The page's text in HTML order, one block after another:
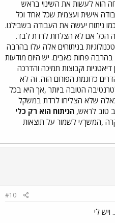
הוא לעשות את השינוי בראש
אישית ועצמית שכל אחד וכל
ניתוח יעשה את העבודה בשבילנו.
הכל אם לא הצלחת לרדת לבד.
בניתוחים אלה עלו בהרבה
בהרבה פחות כאבים. יש היום מודעות
וקבוצות תמיכה והדרכה
כדוגמת הפורום הזה. זה לא
הטובה ביותר ,אך היא בכל
שלא הצליחו לרדת במשקל
טוב לראש, הניתוח הוא רק כלי
,המשך/י לשמור על תוצאות
#10
לי